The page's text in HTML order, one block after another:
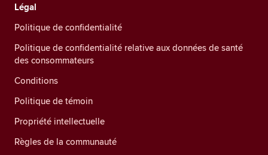
Légal
Politique de confidentialité
Politique de confidentialité relative aux données de santé
des consommateurs
Conditions
Politique de témoin
Propriété intellectuelle
Règles de la communauté